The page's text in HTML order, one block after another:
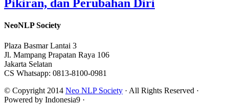
Pikiran, dan Perubahan Diri
NeoNLP Society
Plaza Basmar Lantai 3
Jl. Mampang Prapatan Raya 106
Jakarta Selatan
CS Whatsapp: 0813-8100-0981
© Copyright 2014 Neo NLP Society · All Rights Reserved ·
Powered by Indonesia9 ·